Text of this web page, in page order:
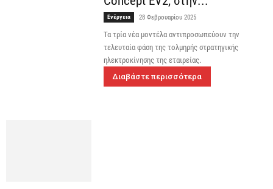
Ενέργεια 28 Φεβρουαρίου 2025
Τα τρία νέα μοντέλα αντιπροσωπεύουν την
τελευταία φάση της τολμηρής στρατηγικής
ηλεκτροκίνησης της εταιρείας.
Διαβάστε περισσότερα